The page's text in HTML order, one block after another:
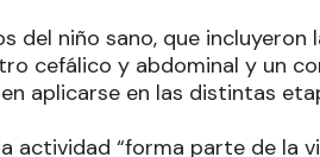
del niño sano, que incluyeron
cefálico y abdominal y un
aplicarse en las distintas
actividad “forma parte de la